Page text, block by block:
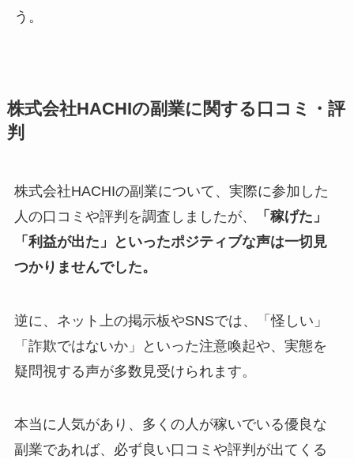
う。
株式会社HACHIの副業に関する口コミ・評
判
株式会社HACHIの副業について、実際に参加した
人の口コミや評判を調査しましたが、
「稼げた」
「利益が出た」といったポジティブな声は一切見
つかりませんでした。
逆に、ネット上の掲示板やSNSでは、「怪しい」
「詐欺ではないか」といった注意喚起や、実態を
疑問視する声が多数見受けられます。
本当に人気があり、多くの人が稼いでいる優良な
副業であれば、必ず良い口コミや評判が出てくる